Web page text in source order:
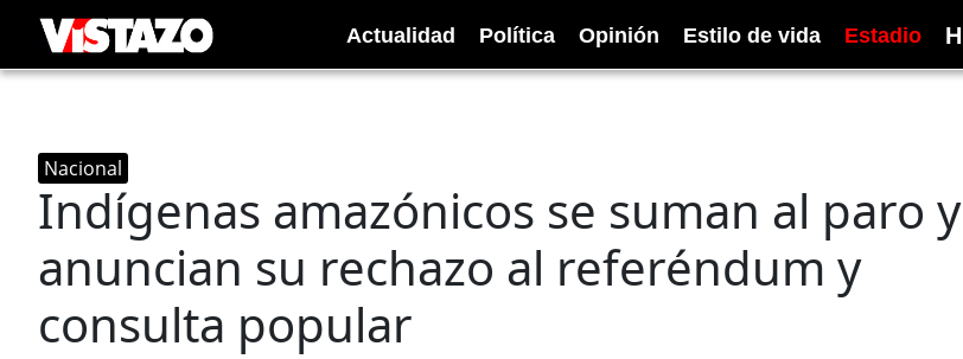
Actualidad Política Opinión Estilo de vida Estadio H
Nacional
Indígenas amazónicos se suman al paro y
anuncian su rechazo al referéndum y
consulta popular